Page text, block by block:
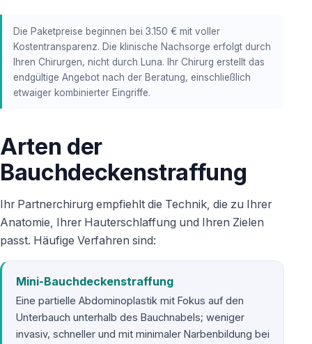
Die Paketpreise beginnen bei 3.150 € mit voller
Kostentransparenz. Die klinische Nachsorge erfolgt durch
Ihren Chirurgen, nicht durch Luna. Ihr Chirurg erstellt das
endgültige Angebot nach der Beratung, einschließlich
etwaiger kombinierter Eingriffe.
Arten der
Bauchdeckenstraffung
Ihr Partnerchirurg empfiehlt die Technik, die zu Ihrer
Anatomie, Ihrer Hauterschlaffung und Ihren Zielen
passt. Häufige Verfahren sind:
Mini-Bauchdeckenstraffung
Eine partielle Abdominoplastik mit Fokus auf den
Unterbauch unterhalb des Bauchnabels; weniger
invasiv, schneller und mit minimaler Narbenbildung bei